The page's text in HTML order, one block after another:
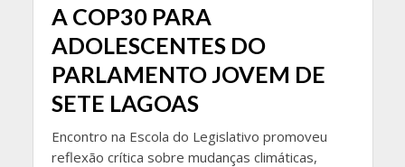
A COP30 PARA
ADOLESCENTES DO
PARLAMENTO JOVEM DE
SETE LAGOAS
Encontro na Escola do Legislativo promoveu
reflexão crítica sobre mudanças climáticas,